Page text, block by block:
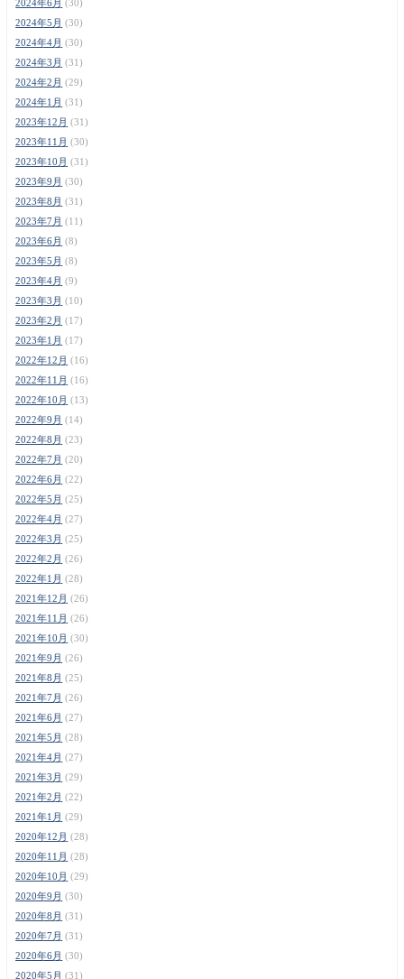
2024年6月 (30)
2024年5月 (30)
2024年4月 (30)
2024年3月 (31)
2024年2月 (29)
2024年1月 (31)
2023年12月 (31)
2023年11月 (30)
2023年10月 (31)
2023年9月 (30)
2023年8月 (31)
2023年7月 (11)
2023年6月 (8)
2023年5月 (8)
2023年4月 (9)
2023年3月 (10)
2023年2月 (17)
2023年1月 (17)
2022年12月 (16)
2022年11月 (16)
2022年10月 (13)
2022年9月 (14)
2022年8月 (23)
2022年7月 (20)
2022年6月 (22)
2022年5月 (25)
2022年4月 (27)
2022年3月 (25)
2022年2月 (26)
2022年1月 (28)
2021年12月 (26)
2021年11月 (26)
2021年10月 (30)
2021年9月 (26)
2021年8月 (25)
2021年7月 (26)
2021年6月 (27)
2021年5月 (28)
2021年4月 (27)
2021年3月 (29)
2021年2月 (22)
2021年1月 (29)
2020年12月 (28)
2020年11月 (28)
2020年10月 (29)
2020年9月 (30)
2020年8月 (31)
2020年7月 (31)
2020年6月 (30)
2020年5月 (31)